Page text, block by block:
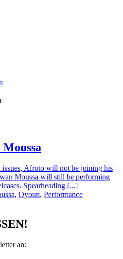
Afroto will not be joining his
Moussa will still be performing
Spearheading [...]
, Oyoun, Performance
an: